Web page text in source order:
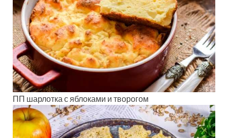
ПП шарлотка с яблоками и творогом